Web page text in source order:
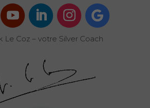
Le Coz – votre Silver Coach